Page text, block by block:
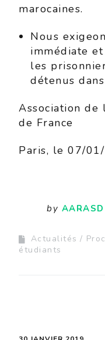
marocaines.
Nous
immédiate
les
détenus
Association de
de France
Paris, le 07/
by AARASD
Actualités
étudiants